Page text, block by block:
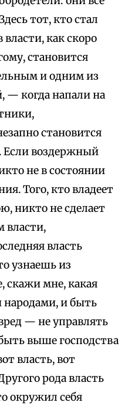
тот, кто стал
как скоро
становится
и одним из
— когда напали на
становится
Если воздержный
не в состоянии
Того, кто владеет
никто не сделает
власти,
власть
узнаешь из
скажи мне, какая
народами, и быть
— не управлять
выше господства
власть, вот
рода власть
окружил себя